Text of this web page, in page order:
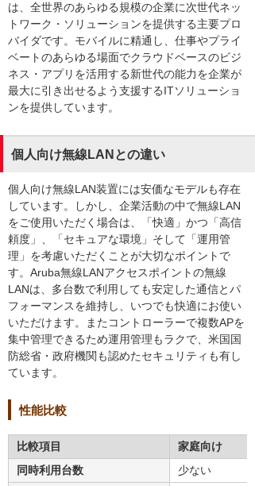
は、全世界のあらゆる規模の企業に次世代ネッ
トワーク・ソリューションを提供する主要プロ
バイダです。モバイルに精通し、仕事やプライ
ベートのあらゆる場面でクラウドベースのビジ
ネス・アプリを活用する新世代の能力を企業が
最大に引き出せるよう支援するITソリューショ
ンを提供しています。
個人向け無線LANとの違い
個人向け無線LAN装置には安価なモデルも存在
しています。しかし、企業活動の中で無線LAN
をご使用いただく場合は、「快適」かつ「高信
頼度」、「セキュアな環境」そして「運用管
理」を考慮いただくことが大切なポイントで
す。Aruba無線LANアクセスポイントの無線
LANは、多台数で利用しても安定した通信とパ
フォーマンスを維持し、いつでも快適にお使い
いただけます。またコントローラーで複数APを
集中管理できるため運用管理もラクで、米国国
防総省・政府機関も認めたセキュリティも有し
ています。
性能比較
比較項目
家庭向け
同時利用台数
少ない